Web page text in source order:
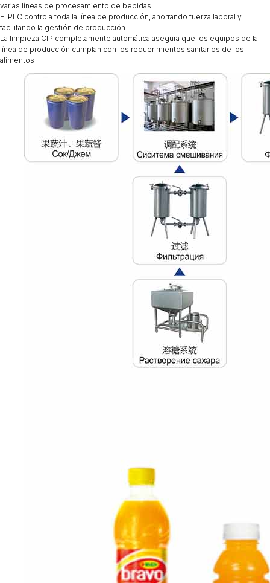
varias líneas de procesamiento de bebidas.
El PLC controla toda la línea de producción, ahorrando fuerza laboral y
facilitando la gestión de producción.
La limpieza CIP completamente automática asegura que los equipos de la
línea de producción cumplan con los requerimientos sanitarios de los
alimentos